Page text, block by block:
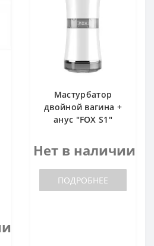
Мастурбатор
двойной вагина +
анус "FOX S1"
Нет в наличии
ПОДРОБНЕЕ